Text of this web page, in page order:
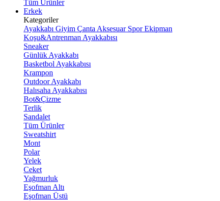
Tüm Ürünler
Erkek
Kategoriler
Ayakkabı Giyim Çanta Aksesuar Spor Ekipman
Koşu&Antrenman Ayakkabısı
Sneaker
Günlük Ayakkabı
Basketbol Ayakkabısı
Krampon
Outdoor Ayakkabı
Halısaha Ayakkabısı
Bot&Çizme
Terlik
Sandalet
Tüm Ürünler
Sweatshirt
Mont
Polar
Yelek
Ceket
Yağmurluk
Eşofman Altı
Eşofman Üstü